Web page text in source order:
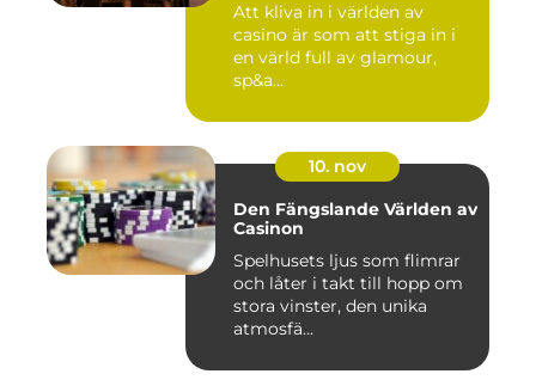
Att kliva in i världen av
casino är som att stiga in i
en värld full av glamour,
sp&a...
10. nov
Den Fängslande Världen av
Casinon
Spelhusets ljus som flimrar
och låter i takt till hopp om
stora vinster, den unika
atmosfä...